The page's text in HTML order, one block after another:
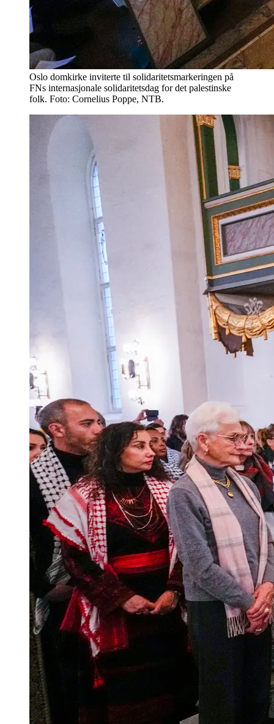
Oslo domkirke inviterte til solidaritetsmarkeringen på
FNs internasjonale solidaritetsdag for det palestinske
folk. Foto: Cornelius Poppe, NTB.